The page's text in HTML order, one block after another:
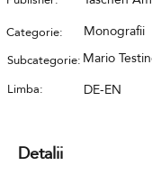
Categorie: Monografii
Subcategorie: Mario
Limba: DE-EN
Detalii